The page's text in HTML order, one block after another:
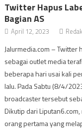
Twitter Hapus
Bagian AS
April 12, 2023
Jalurmedia.com – Twitter
sebagai outlet media
beberapa hari usai kali
lalu. Pada Sabtu (8/4/
broadcaster tersebut
Dikutip dari
orang pertama yang